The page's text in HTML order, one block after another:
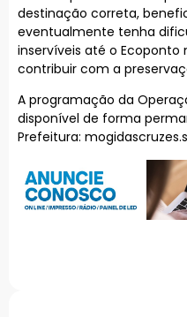
destinação correta,
eventualmente tenha
inservíveis até o Ecoponto
contribuir com a
A programação da
disponível de forma
Prefeitura: